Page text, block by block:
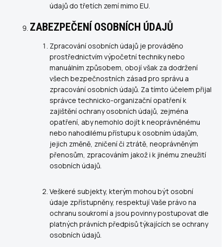
údajů do třetích zemí mimo EU.
ZABEZPEČENÍ OSOBNÍCH ÚDAJŮ
Zpracování osobních údajů je prováděno
prostřednictvím výpočetní techniky nebo
manuálním způsobem, obojí však za dodržení
všech bezpečnostních zásad pro správu a
zpracování osobních údajů. Za tímto účelem přijal
správce technicko-organizační opatření k
zajištění ochrany osobních údajů, zejména
opatření, aby nemohlo dojít k neoprávněnému
nebo nahodilému přístupu k osobním údajům,
jejich změně, zničení či ztrátě, neoprávněným
přenosům, zpracováním jakož i k jinému zneužití
osobních údajů.
Veškeré subjekty, kterým mohou být osobní
údaje zpřístupněny, respektují Vaše právo na
ochranu soukromí a jsou povinny postupovat dle
platných právních předpisů týkajících se ochrany
osobních údajů.